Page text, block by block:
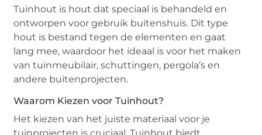
Tuinhout is hout dat speciaal is behandeld en
ontworpen voor gebruik buitenshuis. Dit type
hout is bestand tegen de elementen en gaat
lang mee, waardoor het ideaal is voor het maken
van tuinmeubilair, schuttingen, pergola’s en
andere buitenprojecten.
Waarom Kiezen voor Tuinhout?
Het kiezen van het juiste materiaal voor je